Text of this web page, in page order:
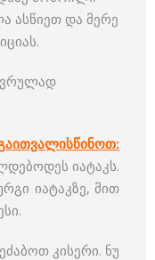
ასწიეთ და მერე
იატაკს.
იატაკზე, მით
კისერი. ნუ